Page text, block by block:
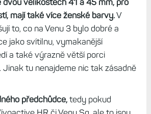
dvou velikostech 41 a 45 mm, pro
mají také více ženské barvy.V
to, co na Venu 3 bylo dobré a
jako svítilnu, vymakanější
a také výrazně větší porci
tu nenajdeme nic tak zásadně
předchůdce,tedy pokud